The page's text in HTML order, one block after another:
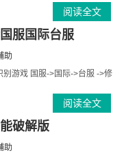
阅读全文
服国际台服
助
游戏 国服->国际->台服 ->修
阅读全文
破解版
助